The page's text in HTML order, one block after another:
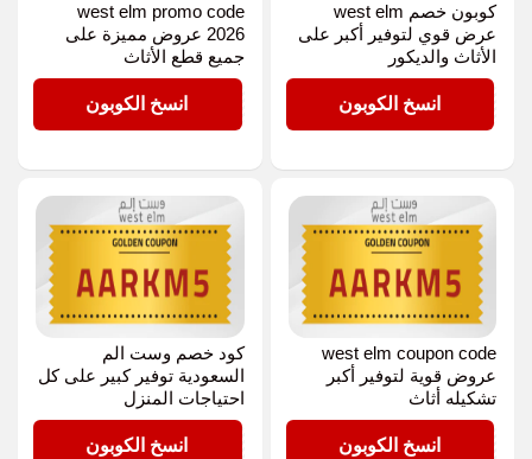
كوبون خصم west elm
عرض قوي لتوفير أكبر على
الأثاث والديكور
AARKM5
انسخ الكوبون
west elm promo code
2026 عروض مميزة على
جميع قطع الأثاث
AARKM5
انسخ الكوبون
west elm coupon code
عروض قوية لتوفير أكبر
تشكيله أثاث
AARKM5
انسخ الكوبون
كود خصم وست الم
السعودية توفير كبير على كل
احتياجات المنزل
AARKM5
انسخ الكوبون